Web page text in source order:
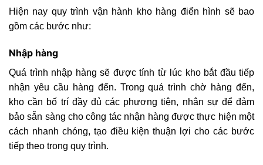
Hiện nay quy trình vận hành kho hàng điển hình sẽ bao
gồm các bước như:
Nhập hàng
Quá trình nhập hàng sẽ được tính từ lúc kho bắt đầu tiếp
nhận yêu cầu hàng đến. Trong quá trình chờ hàng đến,
kho cần bố trí đầy đủ các phương tiện, nhân sự để đảm
bảo sẵn sàng cho công tác nhận hàng được thực hiện một
cách nhanh chóng, tạo điều kiện thuận lợi cho các bước
tiếp theo trong quy trình.